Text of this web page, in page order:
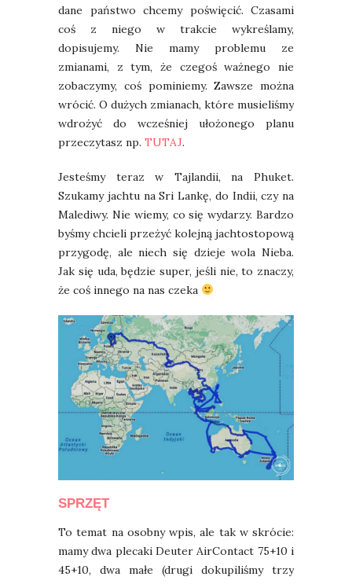
dane państwo chcemy poświęcić. Czasami
coś z niego w trakcie wykreślamy,
dopisujemy. Nie mamy problemu ze
zmianami, z tym, że czegoś ważnego nie
zobaczymy, coś pominiemy. Zawsze można
wrócić. O dużych zmianach, które musieliśmy
wdrożyć do wcześniej ułożonego planu
przeczytasz np. TUTAJ.
Jesteśmy teraz w Tajlandii, na Phuket.
Szukamy jachtu na Sri Lankę, do Indii, czy na
Malediwy. Nie wiemy, co się wydarzy. Bardzo
byśmy chcieli przeżyć kolejną jachtostopową
przygodę, ale niech się dzieje wola Nieba.
Jak się uda, będzie super, jeśli nie, to znaczy,
że coś innego na nas czeka
SPRZĘT
To temat na osobny wpis, ale tak w skrócie:
mamy dwa plecaki Deuter AirContact 75+10 i
45+10, dwa małe (drugi dokupiliśmy trzy